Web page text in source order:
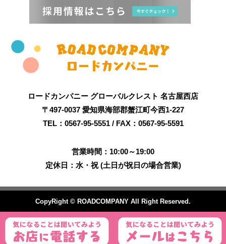
ロードカンパニー グローバルクレスト 名古屋西店
〒497-0037 愛知県海部郡蟹江町今西1-227
TEL：0567-95-5551 / FAX：0567-95-5591
営業時間：10:00～19:00
定休日：水・祝 (土日が祝日の場合営業)
CopyRight © ROADCOMPANY All Right Reserved.